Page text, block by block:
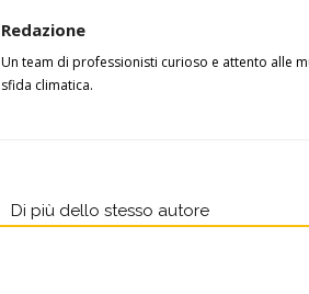
Redazione
Un team di professionisti curioso e attento alle
sfida climatica.
Di più dello stesso autore